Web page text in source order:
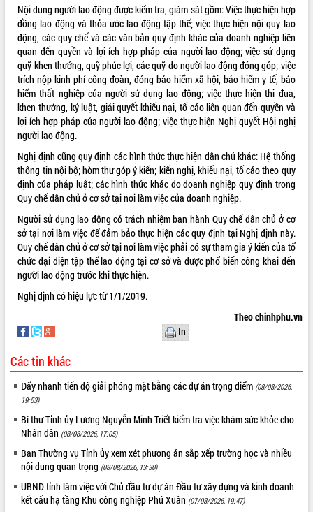
LIÊN KẾT WEB
THỐNG KÊ TRUY CẬP
Hôm nay: 17611
Tất cả: 66103279
Nội dung người lao động được kiểm tra, giám sát gồm: Việc thực hiện hợp
đồng lao động và thỏa ước lao động tập thể; việc thực hiện nội quy lao
động, các quy chế và các văn bản quy định khác của doanh nghiệp liên
quan đến quyền và lợi ích hợp pháp của người lao động; việc sử dụng
quỹ khen thưởng, quỹ phúc lợi, các quỹ do người lao động đóng góp; việc
trích nộp kinh phí công đoàn, đóng bảo hiểm xã hội, bảo hiểm y tế, bảo
hiểm thất nghiệp của người sử dụng lao động; việc thực hiện thi đua,
khen thưởng, kỷ luật, giải quyết khiếu nại, tố cáo liên quan đến quyền và
lợi ích hợp pháp của người lao động; việc thực hiện Nghị quyết Hội nghị
người lao động.
Nghị định cũng quy định các hình thức thực hiện dân chủ khác: Hệ thống
thông tin nội bộ; hòm thư góp ý kiến; kiến nghị, khiếu nại, tố cáo theo quy
định của pháp luật; các hình thức khác do doanh nghiệp quy định trong
Quy chế dân chủ ở cơ sở tại nơi làm việc của doanh nghiệp.
Người sử dụng lao động có trách nhiệm ban hành Quy chế dân chủ ở cơ
sở tại nơi làm việc để đảm bảo thực hiện các quy định tại Nghị định này.
Quy chế dân chủ ở cơ sở tại nơi làm việc phải có sự tham gia ý kiến của tổ
chức đại diện tập thể lao động tại cơ sở và được phổ biến công khai đến
người lao động trước khi thực hiện.
Nghị định có hiệu lực từ 1/1/2019.
Theo chinhphu.vn
In
Các tin khác
Đẩy nhanh tiến độ giải phóng mặt bằng các dự án trọng điểm (08/08/2026,
19:53)
Bí thư Tỉnh ủy Lương Nguyễn Minh Triết kiểm tra việc khám sức khỏe cho
Nhân dân (08/08/2026, 17:05)
Ban Thường vụ Tỉnh ủy xem xét phương án sắp xếp trường học và nhiều
nội dung quan trọng (08/08/2026, 13:30)
UBND tỉnh làm việc với Chủ đầu tư dự án Đầu tư xây dựng và kinh doanh
kết cấu hạ tầng Khu công nghiệp Phú Xuân (07/08/2026, 19:47)